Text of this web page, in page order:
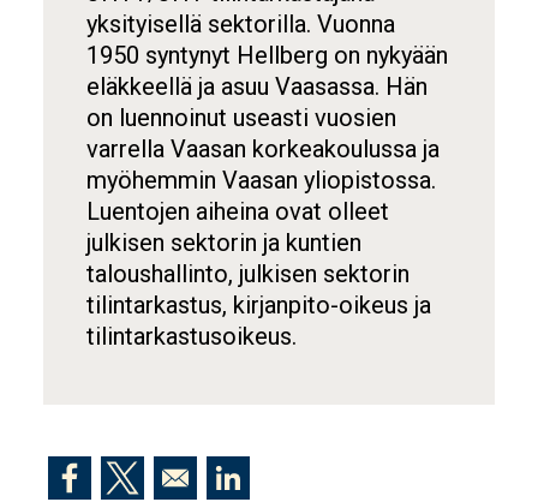
yksityisellä sektorilla. Vuonna
1950 syntynyt Hellberg on nykyään
eläkkeellä ja asuu Vaasassa. Hän
on luennoinut useasti vuosien
varrella Vaasan korkeakoulussa ja
myöhemmin Vaasan yliopistossa.
Luentojen aiheina ovat olleet
julkisen sektorin ja kuntien
taloushallinto, julkisen sektorin
tilintarkastus, kirjanpito-oikeus ja
tilintarkastusoikeus.
Opens in a new window
Opens in a new windowOpens in a new window